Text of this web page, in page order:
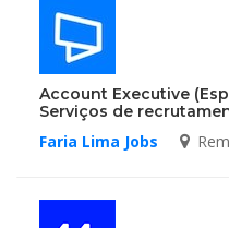
Account Executive
Serviços de
Faria Lima Jobs